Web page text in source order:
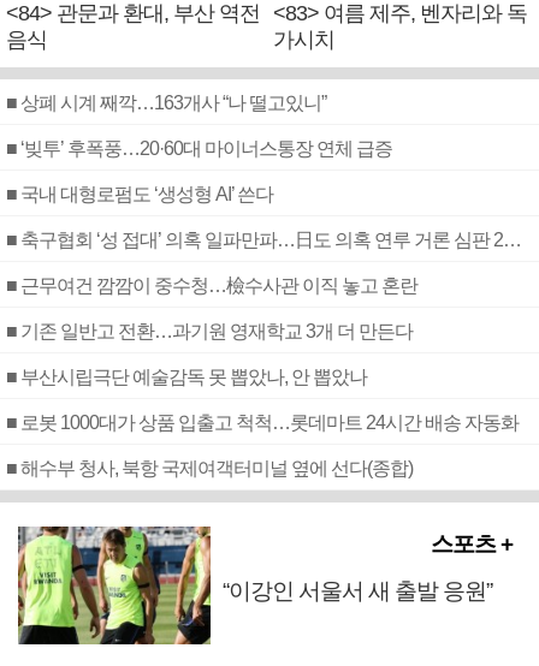
<84> 관문과 환대, 부산 역전
음식
<83> 여름 제주, 벤자리와 독
가시치
■ 상폐 시계 째깍…163개사 “나 떨고있니”
■ ‘빚투’ 후폭풍…20·60대 마이너스통장 연체 급증
■ 국내 대형로펌도 ‘생성형 AI’ 쓴다
■ 축구협회 ‘성 접대’ 의혹 일파만파…日도 의혹 연루 거론 심판 2명 조사
■ 근무여건 깜깜이 중수청…檢수사관 이직 놓고 혼란
■ 기존 일반고 전환…과기원 영재학교 3개 더 만든다
■ 부산시립극단 예술감독 못 뽑았나, 안 뽑았나
■ 로봇 1000대가 상품 입출고 척척…롯데마트 24시간 배송 자동화
■ 해수부 청사, 북항 국제여객터미널 옆에 선다(종합)
스포츠 +
“이강인 서울서 새 출발 응원”